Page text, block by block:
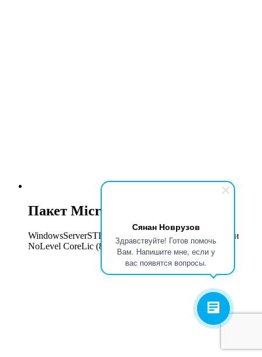
Сянан Новрузов
Здравствуйте! Готов помочь
Вам. Напишите мне, если у
вас появятся вопросы.
Пакет Microsoft
WindowsServerSTDCore 2019 SNGL OLP 2 лицензии
NoLevel CoreLic (8 ядер)